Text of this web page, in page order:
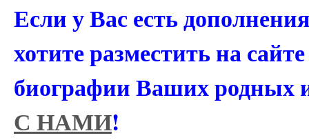
Если у Вас есть
хотите разместить на
биографии Ваших родных
С НАМИ!